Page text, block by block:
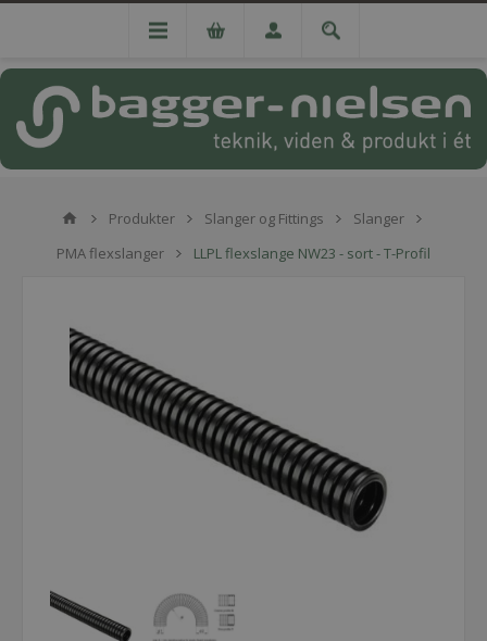
Produkter Slanger og Fittings
Slanger
PMA flexslanger
LLPL flexslange NW23 - sort - T-Profil